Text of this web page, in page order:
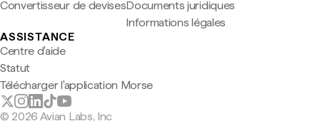
Convertisseur de devisesDocuments juridiques
Informations légales
ASSISTANCE
Centre d'aide
Statut
Télécharger l'application Morse
© 2026 Avian Labs, Inc